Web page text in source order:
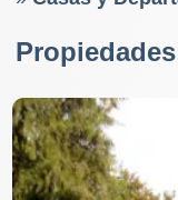
Propiedades